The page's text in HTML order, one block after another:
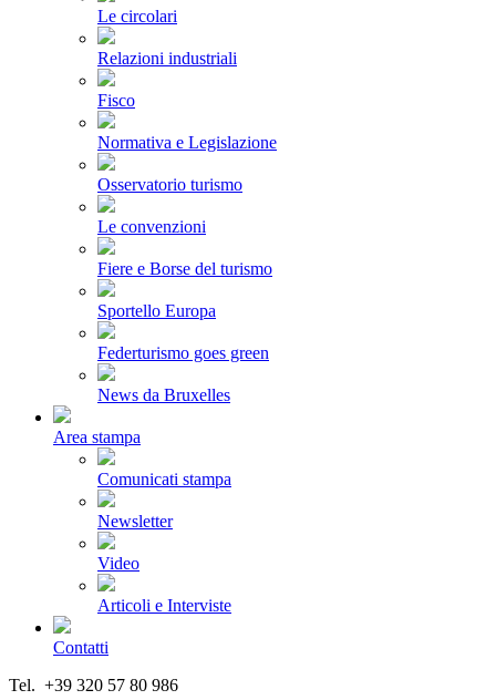
Le circolari
Relazioni industriali
Fisco
Normativa e Legislazione
Osservatorio turismo
Le convenzioni
Fiere e Borse del turismo
Sportello Europa
Federturismo goes green
News da Bruxelles
Area stampa
Comunicati stampa
Newsletter
Video
Articoli e Interviste
Contatti
Tel. +39 320 57 80 986